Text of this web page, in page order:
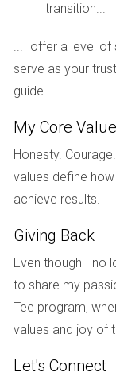
inversión en
Servicios de
Las
suelen contar
estilo de vida
gimnasios de
disfrutar del
construcciones
al aire libre bien
instalaciones
también están
senderos para
transition...
...I offer a level of
serve as your
guide.
My Core
Honesty.
values define
achieve results.
Giving Back
Even though I no
to share my
Tee program,
values and joy of
Let's Connect